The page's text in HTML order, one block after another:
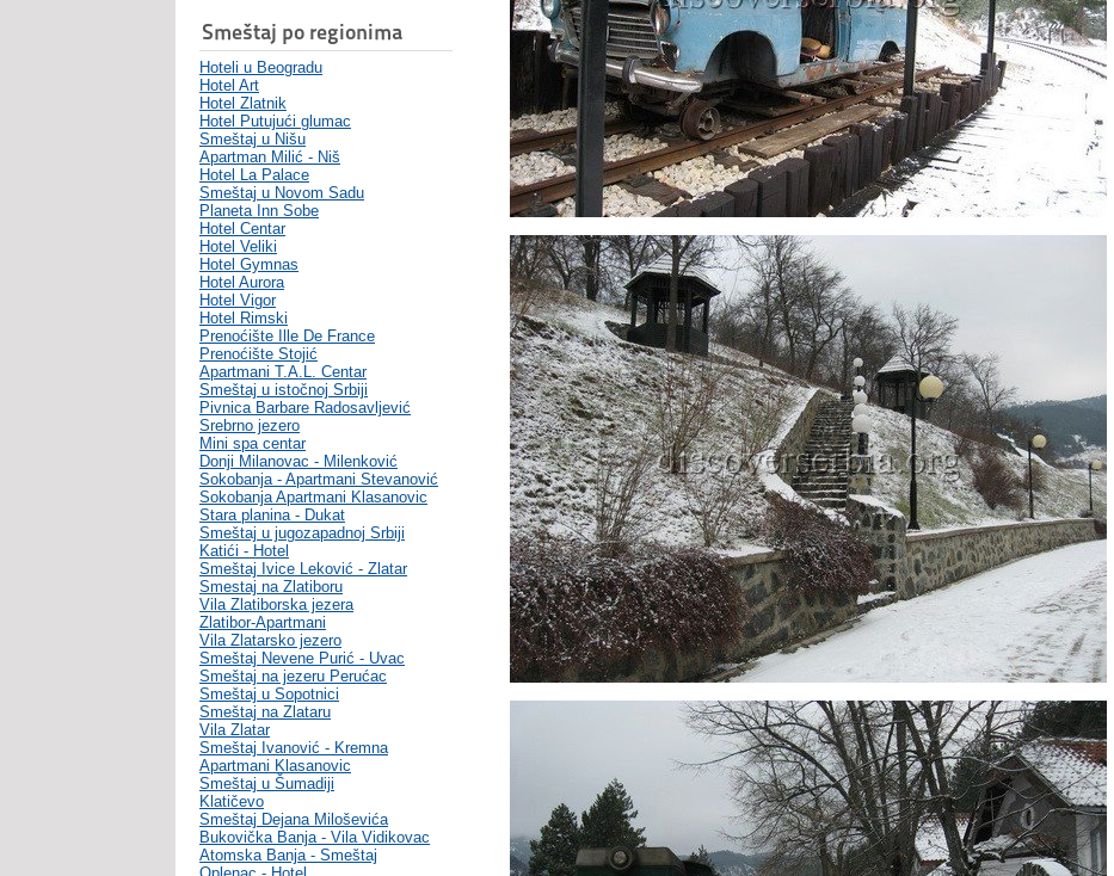
Smeštaj po regionima
Hoteli u Beogradu
Hotel Art
Hotel Zlatnik
Hotel Putujući glumac
Smeštaj u Nišu
Apartman Milić - Niš
Hotel La Palace
Smeštaj u Novom Sadu
Planeta Inn Sobe
Hotel Centar
Hotel Veliki
Hotel Gymnas
Hotel Aurora
Hotel Vigor
Hotel Rimski
Prenoćište Ille De France
Prenoćište Stojić
Apartmani T.A.L. Centar
Smeštaj u istočnoj Srbiji
Pivnica Barbare Radosavljević
Srebrno jezero
Mini spa centar
Donji Milanovac - Milenković
Sokobanja - Apartmani Stevanović
Sokobanja Apartmani Klasanovic
Stara planina - Dukat
Smeštaj u jugozapadnoj Srbiji
Katići - Hotel
Smeštaj Ivice Leković - Zlatar
Smestaj na Zlatiboru
Vila Zlatiborska jezera
Zlatibor-Apartmani
Vila Zlatarsko jezero
Smeštaj Nevene Purić - Uvac
Smeštaj na jezeru Perućac
Smeštaj u Sopotnici
Smeštaj na Zlataru
Vila Zlatar
Smeštaj Ivanović - Kremna
Apartmani Klasanovic
Smeštaj u Šumadiji
Klatičevo
Smeštaj Dejana Miloševića
Bukovička Banja - Vila Vidikovac
Atomska Banja - Smeštaj